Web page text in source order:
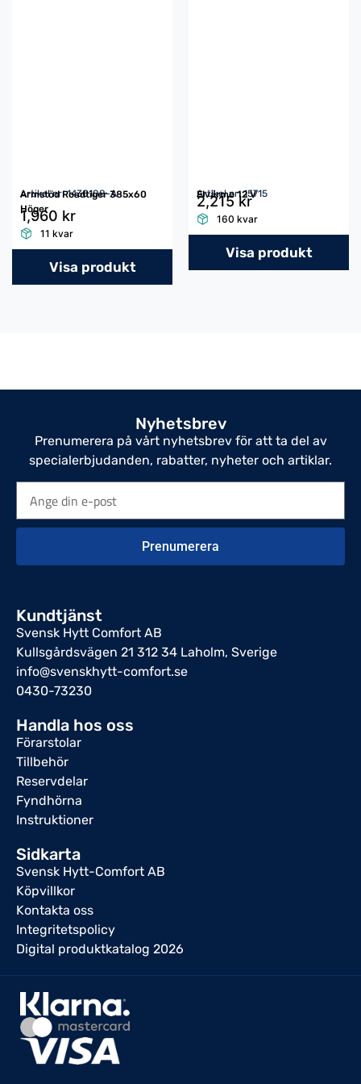
Artikel nr: 1430108-A
Armstöd Roadtiger 385x60
Höger
1,960 kr
11 kvar
Visa produkt
Artikel nr: 15715
Elvärme 12 V
2,215 kr
160 kvar
Visa produkt
Nyhetsbrev
Prenumerera på vårt nyhetsbrev för att ta del av
specialerbjudanden, rabatter, nyheter och artiklar.
Prenumerera
Kundtjänst
Svensk Hytt Comfort AB
Kullsgårdsvägen 21 312 34 Laholm, Sverige
info@svenskhytt-comfort.se
0430-73230
Handla hos oss
Förarstolar
Tillbehör
Reservdelar
Fyndhörna
Instruktioner
Sidkarta
Svensk Hytt-Comfort AB
Köpvillkor
Kontakta oss
Integritetspolicy
Digital produktkatalog 2026